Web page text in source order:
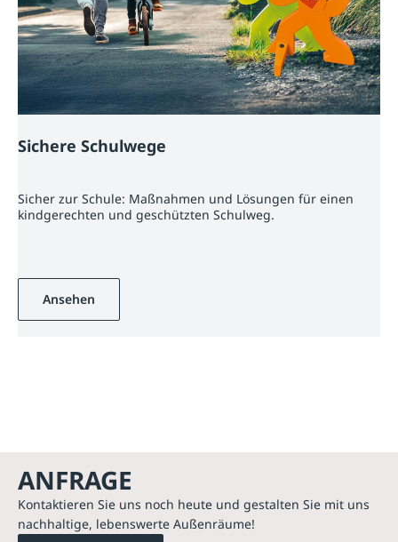
Sichere Schulwege
Sicher zur Schule: Maßnahmen und Lösungen für einen
kindgerechten und geschützten Schulweg.
Ansehen
ANFRAGE
Kontaktieren Sie uns noch heute und gestalten Sie mit uns
nachhaltige, lebenswerte Außenräume!